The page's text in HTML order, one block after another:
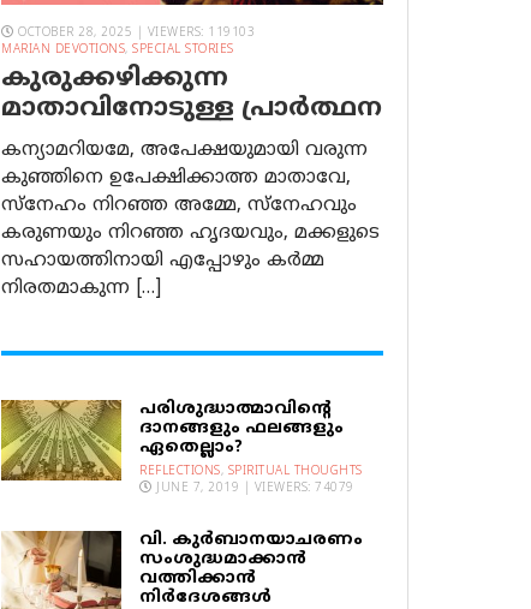
OCTOBER 28, 2025 | VIEWERS: 119103
MARIAN DEVOTIONS, SPECIAL STORIES
കുരുക്കഴിക്കുന്ന
മാതാവിനോടുള്ള പ്രാര്‍ത്ഥന
കന്യാമറിയമേ, അപേക്ഷയുമായി വരുന്ന
കുഞ്ഞിനെ ഉപേക്ഷിക്കാത്ത മാതാവേ,
സ്നേഹം നിറഞ്ഞ അമ്മേ, സ്നേഹവും
കരുണയും നിറഞ്ഞ ഹൃദയവും, മക്കളുടെ
സഹായത്തിനായി എപ്പോഴും കർമ്മ
നിരതമാകുന്ന […]
പരിശുദ്ധാത്മാവിന്റെ
ദാനങ്ങളും ഫലങ്ങളും
ഏതെല്ലാം?
REFLECTIONS, SPIRITUAL THOUGHTS
JUNE 7, 2019 | VIEWERS: 74079
വി. കുര്‍ബാനയാചരണം
സംശുദ്ധമാക്കാന്‍
വത്തിക്കാന്‍
നിര്‍ദേശങ്ങള്‍